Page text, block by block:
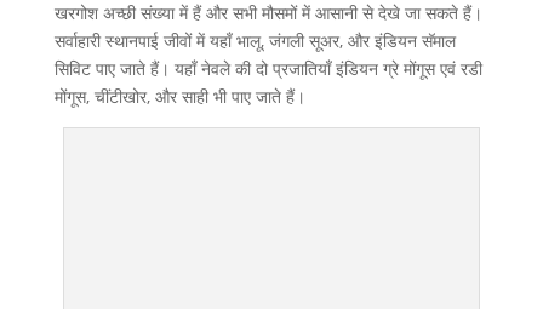
खरगोश अच्छी संख्या में हैं और सभी मौसमों में आसानी से देखे जा सकते हैं।
सर्वाहारी स्थानपाई जीवों में यहाँ भालू, जंगली सूअर, और इंडियन सॅमाल
सिविट पाए जाते हैं। यहाँ नेवले की दो प्रजातियाँ इंडियन ग्रे मोंगूस एवं रडी
मोंगूस, चींटीखोर, और साही भी पाए जाते हैं।